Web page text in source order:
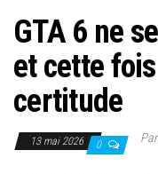
GTA 6 ne
et cette fois
certitude
13 mai 2026 0 Par